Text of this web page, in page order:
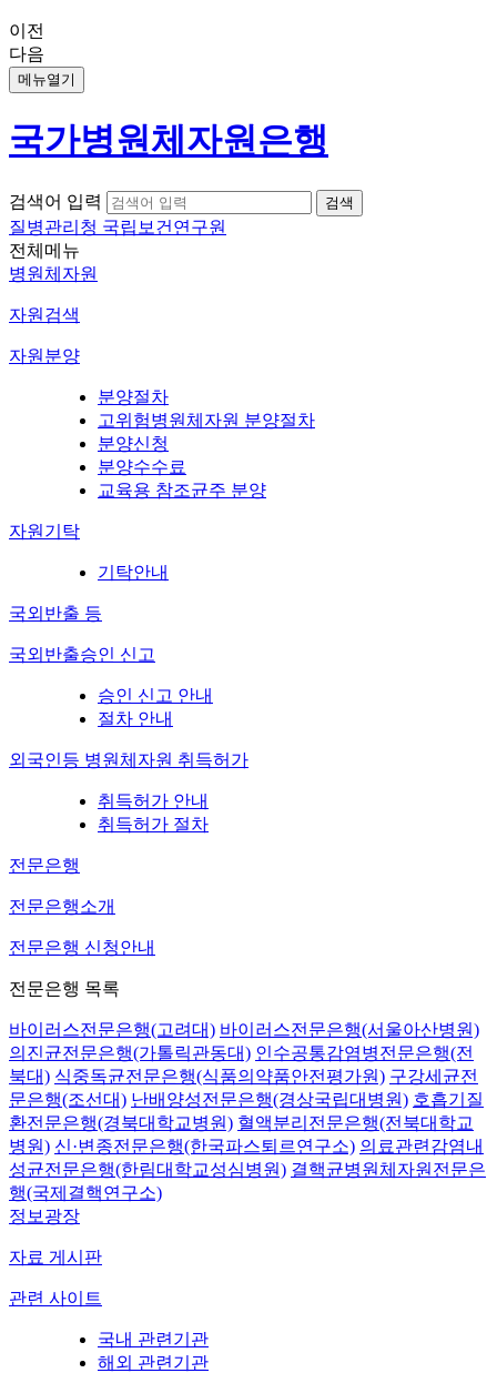
이전
다음
메뉴열기
국가병원체자원은행
검색어 입력
질병관리청 국립보건연구원
전체메뉴
병원체자원
자원검색
자원분양
분양절차
고위험병원체자원 분양절차
분양신청
분양수수료
교육용 참조균주 분양
자원기탁
기탁안내
국외반출 등
국외반출승인 신고
승인 신고 안내
절차 안내
외국인등 병원체자원 취득허가
취득허가 안내
취득허가 절차
전문은행
전문은행소개
전문은행 신청안내
전문은행 목록
바이러스전문은행(고려대) 바이러스전문은행(서울아산병원)
의진균전문은행(가톨릭관동대) 인수공통감염병전문은행(전
북대) 식중독균전문은행(식품의약품안전평가원) 구강세균전
문은행(조선대) 난배양성전문은행(경상국립대병원) 호흡기질
환전문은행(경북대학교병원) 혈액분리전문은행(전북대학교
병원) 신·변종전문은행(한국파스퇴르연구소) 의료관련감염내
성균전문은행(한림대학교성심병원) 결핵균병원체자원전문은
행(국제결핵연구소)
정보광장
자료 게시판
관련 사이트
국내 관련기관
해외 관련기관